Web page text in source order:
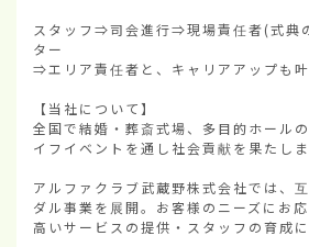
スタッフ⇒司会進行⇒現場責任者(式典
ター
⇒エリア責任者と、キャリアアップも叶
【当社について】
全国で結婚・葬斎式場、多目的ホール
イフイベントを通し社会貢献を果たしま
アルファクラブ武蔵野株式会社では、
ダル事業を展開。お客様のニーズにお
高いサービスの提供・スタッフの育成に